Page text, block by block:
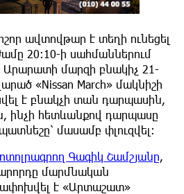
ավտովթար է տեղի ունեցել
20։10-ի սահմաններում
Արարատի մարզի բնակիչ 21-
«Nissan March» մակնիշի
է բնակչի տան դարպասին,
ինչի հետևանքով դարպասը
մասամբ փլուզվել։
Գագիկ Շամշյանը
մարմնական
է «Արտաշատ»